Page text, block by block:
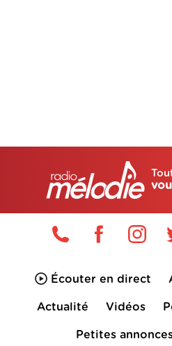
Écouter en direct
Actualité Vidéos
Petites